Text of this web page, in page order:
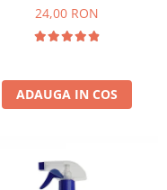
Zero Parfum 500 ml
24,00 RON
ADAUGA IN COS